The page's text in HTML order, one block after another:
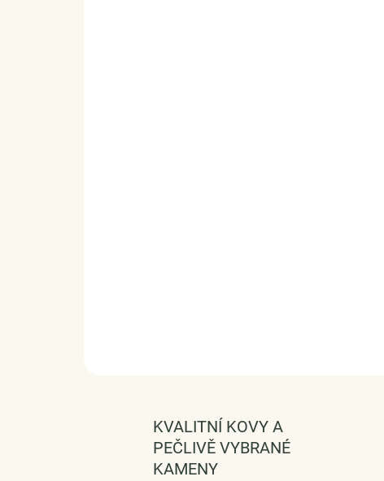
KVALITNÍ KOVY A
PEČLIVĚ VYBRANÉ
KAMENY